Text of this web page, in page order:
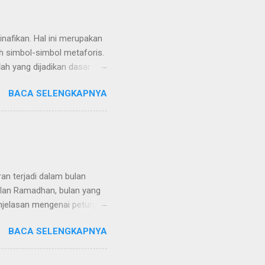
Hal ini merupakan
simbol-simbol metaforis.
yang dijadikan dasar
pemikiran tafsir klasik ke
yang bias gender.
ulama, selama ini
Lalu dikritik bahwa
BACA SELENGKAPNYA
terjadi dalam bulan
mengenai petunjuk
Alquran diturunkan di
nuzulul quran
dari ‘Ikrimah (Ibn
BACA SELENGKAPNYA